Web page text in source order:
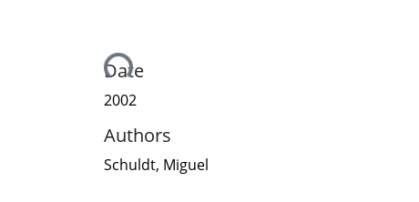
Loading...
Date
2002
Authors
Schuldt, Miguel